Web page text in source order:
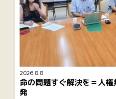
2026.8.8
命の問題すぐ解決を＝人
発